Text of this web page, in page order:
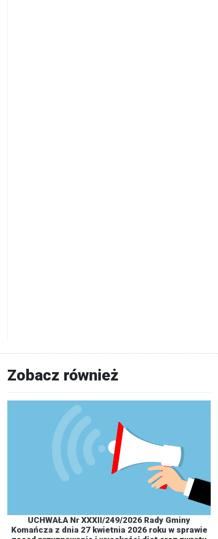
Zobacz również
UCHWAŁA Nr XXXII/249/2026 Rady Gminy
Komańcza z dnia 27 kwietnia 2026 roku w sprawie